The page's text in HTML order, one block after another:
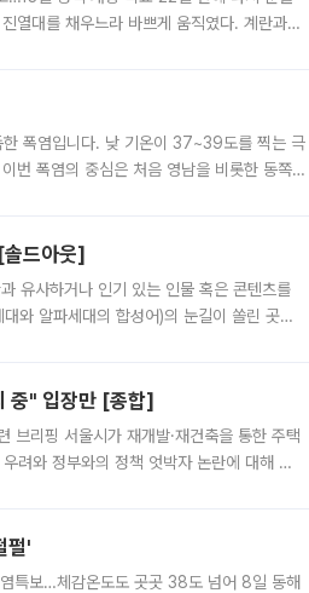
열대를 채우느라 바쁘게 움직였다. 계란과
한 폭염입니다. 낮 기온이 37~39도를 찍는 극
번 폭염의 중심은 처음 영남을 비롯한 동쪽
드아웃]
유사하거나 인기 있는 인물 혹은 콘텐츠를
와 알파세대의 합성어)의 눈길이 쏠린 곳은
중" 입장만 [종합]
브리핑 서울시가 재개발·재건축을 통한 주택
려와 정부와의 정책 엇박자 논란에 대해 정
펄'
특보…체감온도도 곳곳 38도 넘어 8일 동해